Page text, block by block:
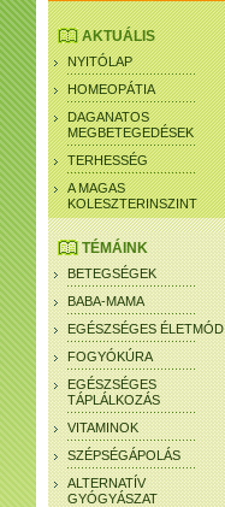
AKTUÁLIS
NYITÓLAP
HOMEOPÁTIA
DAGANATOS
MEGBETEGEDÉSEK
TERHESSÉG
A MAGAS
KOLESZTERINSZINT
TÉMÁINK
BETEGSÉGEK
BABA-MAMA
EGÉSZSÉGES ÉLETMÓD
FOGYÓKÚRA
EGÉSZSÉGES
TÁPLÁLKOZÁS
VITAMINOK
SZÉPSÉGÁPOLÁS
ALTERNATÍV
GYÓGYÁSZAT